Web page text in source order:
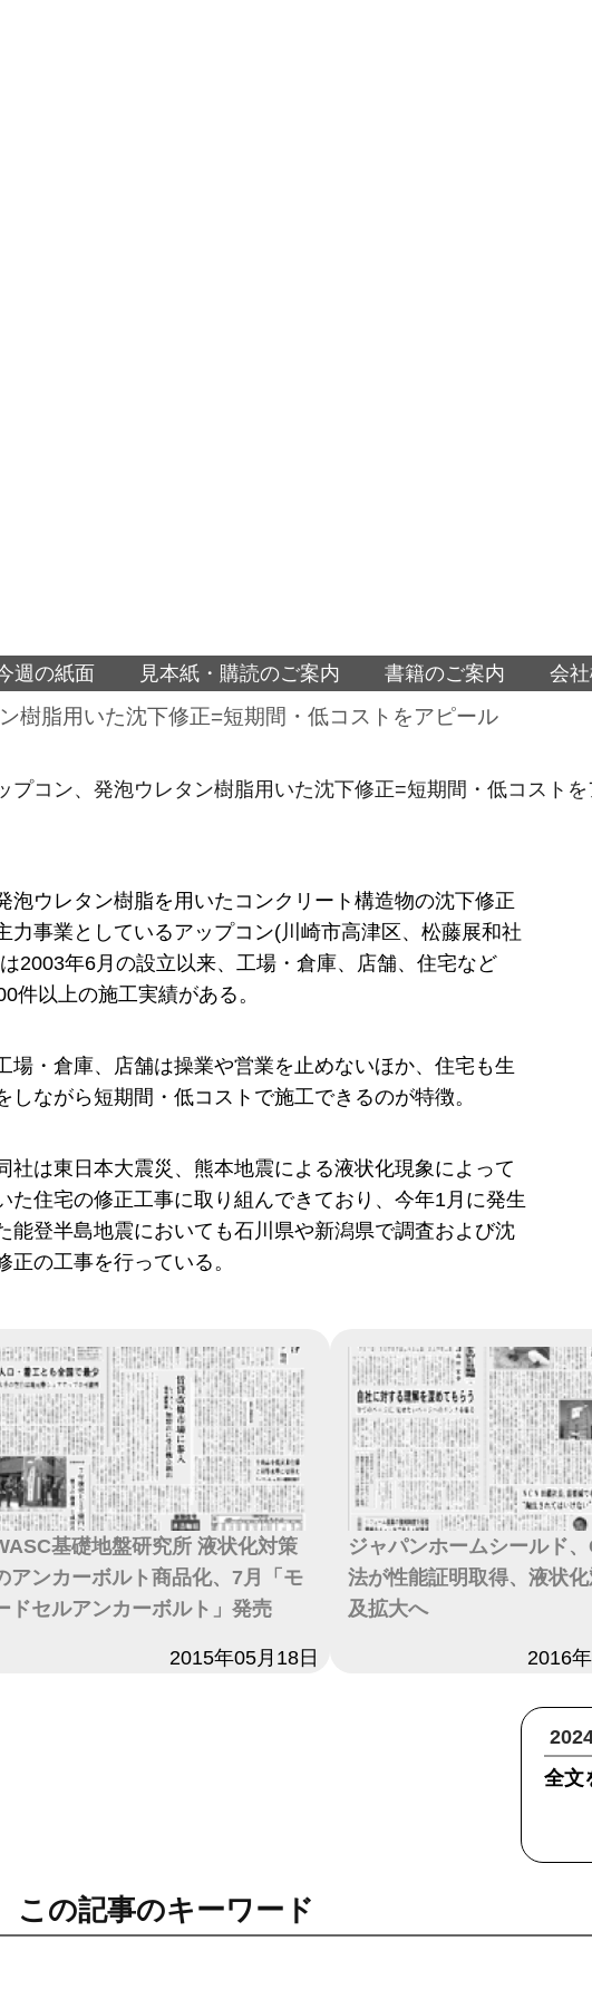
週の紙面 見本紙・購読のご案内 書籍のご案内 会
樹脂用いた沈下修正=短期間・低コストをアピール
プコン、発泡ウレタン樹脂用いた沈下修正=短期間・低コスト
泡ウレタン樹脂を用いたコンクリート構造物の沈下修正
力事業としているアップコン(川崎市高津区、松藤展和社
2003年6月の設立以来、工場・倉庫、店舗、住宅など
件以上の施工実績がある。
場・倉庫、店舗は操業や営業を止めないほか、住宅も生
しながら短期間・低コストで施工できるのが特徴。
社は東日本大震災、熊本地震による液状化現象によって
た住宅の修正工事に取り組んできており、今年1月に発生
能登半島地震においても石川県や新潟県で調査および沈
正の工事を行っている。
基礎地盤研究所 液状化対策
アンカーボルト商品化、7月「モ
ドセルアンカーボルト」発売
2015年05月18日
ジャパンホームシールド
法が性能証明取得、液状
及拡大へ
2016
全文
この記事のキーワード